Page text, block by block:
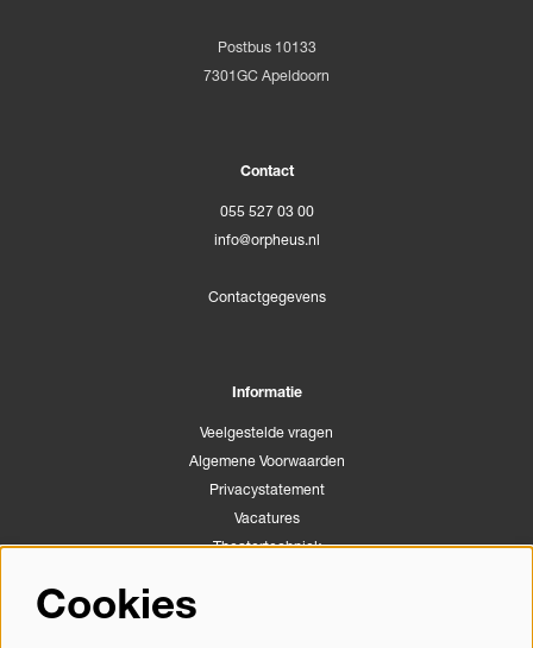
Postbus 10133
7301GC Apeldoorn
Contact
055 527 03 00
info@orpheus.nl
Contactgegevens
Informatie
Veelgestelde vragen
Algemene Voorwaarden
Privacystatement
Vacatures
Theatertechniek
Congrescentrum Orpheus
Cookies